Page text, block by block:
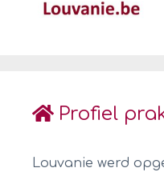
Profiel
Louvanie werd